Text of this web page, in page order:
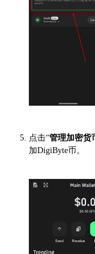
点击“管理加密货
加DigiByte币。